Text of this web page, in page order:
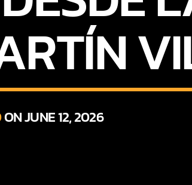
ON JUNE 12, 2026